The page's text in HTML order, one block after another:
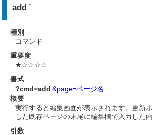
add†
種別
コマンド
重要度
★☆☆☆☆
書式
?cmd=add &page=ページ名
概要
実行すると編集画面が表示されます。更新
した既存ページの末尾に編集欄で入力した
引数